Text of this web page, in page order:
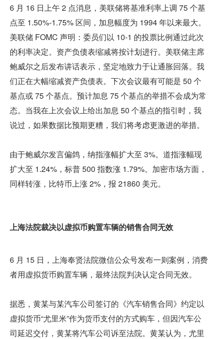
6 月 16 日上午 2 点消息，美联储将基准利率上调 75 个基
点至 1.50%-1.75% 区间，加息幅度为 1994 年以来最大。
美联储 FOMC 声明：委员们以 10-1 的投票比例通过此次
的利率决定。资产负债表缩减将按计划进行。美联储主席
鲍威尔之后发布讲话表示，坚定地致力于让通胀回落。我
们正在大幅缩减资产负债表。下次会议最有可能是 50 个
基点或 75 个基点。预计加息 75 个基点的举措不会成为常
态。当我在上次会议上给出加息 50 个基点的指引时，我
说过，如果数据比预期更糟，我们将考虑更激进的举措。
由于鲍威尔发言偏鸽，纳指涨幅扩大至 3%。道指涨幅现
扩大至 1.24%，标普 500 指数涨 1.79%。加密市场方面，
同样转涨，比特币上涨 2%，报 21860 美元。
上海法院裁决以虚拟币购置车辆的销售合同无效
6 月 15 日，上海奉贤法院微信公众号发布一则案例，消费
者用虚拟货币购置车辆，最终法院判决认定合同无效。
据悉，黄某与某汽车公司签订的《汽车销售合同》约定以
虚拟货币“尤里米”作为货币支付的方式购车，但因汽车公
司延迟交付，黄某将汽车公司诉至法院。黄某认为，尤里